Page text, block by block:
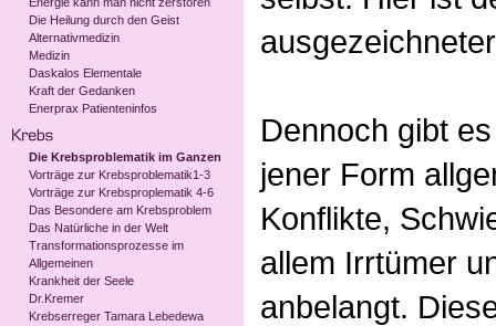
Die Heilung durch den Geist
Alternativmedizin
Medizin
Daskalos Elementale
Kraft der Gedanken
Enerprax Patienteninfos
Die Krebsproblematik im Ganzen
Vorträge zur Krebsproblematik1-3
Vorträge zur Krebsproplematik 4-6
Das Besondere am Krebsproblem
Das Natürliche in der Welt
Transformationsprozesse im
Allgemeinen
Krankheit der Seele
Dr.Kremer
Krebserreger Tamara Lebedewa
Dennoch gibt
jener Form
Konflikte,
allem Irrtümer
anbelangt.